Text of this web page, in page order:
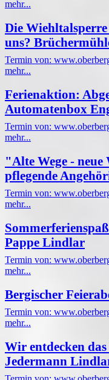
mehr...
Die
uns?
Termin von:
mehr...
Ferienaktion:
Automatenbox
Termin von:
mehr...
"Alte Wege -
pflegende
Termin von:
mehr...
Pappe Lindlar
Termin von:
mehr...
Bergischer
Termin von:
mehr...
Wir entdecken
Jedermann